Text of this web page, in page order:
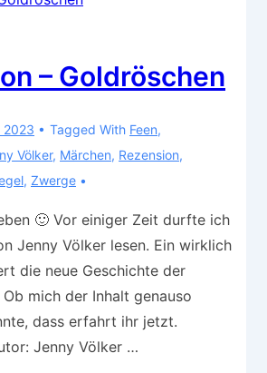
– Goldröschen
2023 Tagged With Feen,
Völker, Märchen, Rezension,
, Zwerge
🙂 Vor einiger Zeit durfte ich
Jenny Völker lesen. Ein wirklich
die neue Geschichte der
mich der Inhalt genauso
dass erfahrt ihr jetzt.
Jenny Völker …